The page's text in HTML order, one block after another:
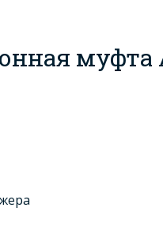
муфта